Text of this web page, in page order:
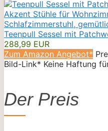
Teenpull Sessel mit
288,99 EUR
Zum Amazon Angebot*
Bild-Link* Keine Haftung
Der Preis